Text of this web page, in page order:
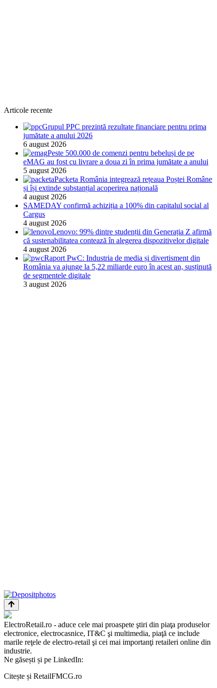
Articole recente
Grupul PPC prezintă rezultate financiare pentru prima
jumătate a anului 2026
6 august 2026
Peste 500.000 de comenzi pentru bebeluși de pe
eMAG au fost cu livrare a doua zi în prima jumătate a anului
5 august 2026
Packeta România integrează rețeaua Poștei Române
și își extinde substanțial acoperirea națională
4 august 2026
SAMEDAY confirmă achiziția a 100% din capitalul social al
Cargus
4 august 2026
Lenovo: 99% dintre studenții din Generația Z afirmă
că sustenabilitatea contează în alegerea dispozitivelor digitale
4 august 2026
Raport PwC: Industria de media și divertisment din
România va ajunge la 5,22 miliarde euro în acest an, susținută
de segmentele digitale
3 august 2026
ElectroRetail.ro - aduce cele mai proaspete ştiri din piaţa produselor
electronice, electrocasnice, IT&C şi multimedia, piaţă ce include
marile reţele de electro-retail şi cei mai importanţi retaileri online din
industrie.
Ne găsești și pe LinkedIn:
Citește și RetailFMCG.ro